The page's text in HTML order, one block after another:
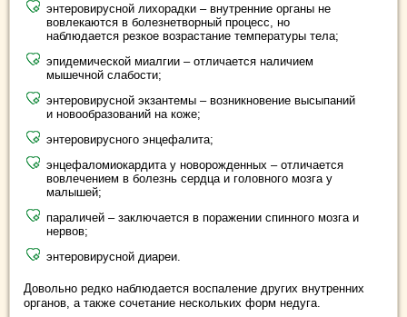
энтеровирусной лихорадки – внутренние органы не
вовлекаются в болезнетворный процесс, но
наблюдается резкое возрастание температуры тела;
эпидемической миалгии – отличается наличием
мышечной слабости;
энтеровирусной экзантемы – возникновение высыпаний
и новообразований на коже;
энтеровирусного энцефалита;
энцефаломиокардита у новорожденных – отличается
вовлечением в болезнь сердца и головного мозга у
малышей;
параличей – заключается в поражении спинного мозга и
нервов;
энтеровирусной диареи.
Довольно редко наблюдается воспаление других внутренних
органов, а также сочетание нескольких форм недуга.